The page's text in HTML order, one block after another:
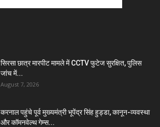
सिरसा छात्र मारपीट मामले में CCTV फुटेज सुरक्षित, पुलिस
जांच में...
August 7, 2026
करनाल पहुंचे पूर्व मुख्यमंत्री भूपेंद्र सिंह हुड्डा, कानून-व्यवस्था
और कॉमनवेल्थ गेम्स...